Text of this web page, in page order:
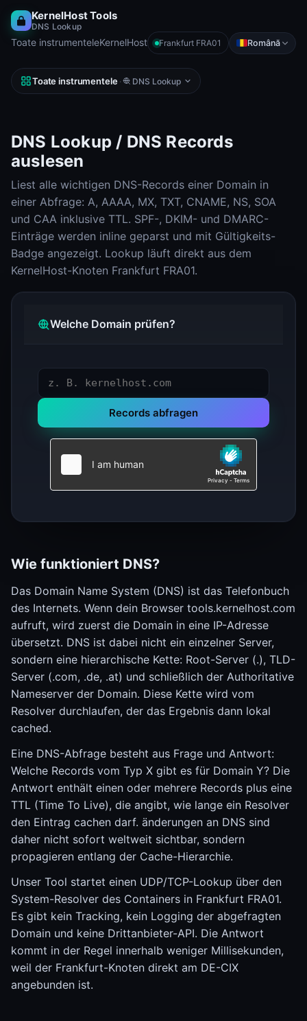
KernelHost Tools
DNS Lookup
Toate instrumenteleKernelHost Frankfurt FRA01 Română
Toate instrumentele · DNS Lookup
DNS Lookup / DNS Records
auslesen
Liest alle wichtigen DNS-Records einer Domain in
einer Abfrage: A, AAAA, MX, TXT, CNAME, NS, SOA
und CAA inklusive TTL. SPF-, DKIM- und DMARC-
Einträge werden inline geparst und mit Gültigkeits-
Badge angezeigt. Lookup läuft direkt aus dem
KernelHost-Knoten Frankfurt FRA01.
Welche Domain prüfen?
Records abfragen
Wie funktioniert DNS?
Das Domain Name System (DNS) ist das Telefonbuch
des Internets. Wenn dein Browser tools.kernelhost.com
aufruft, wird zuerst die Domain in eine IP-Adresse
übersetzt. DNS ist dabei nicht ein einzelner Server,
sondern eine hierarchische Kette: Root-Server (.), TLD-
Server (.com, .de, .at) und schließlich der Authoritative
Nameserver der Domain. Diese Kette wird vom
Resolver durchlaufen, der das Ergebnis dann lokal
cached.
Eine DNS-Abfrage besteht aus Frage und Antwort:
Welche Records vom Typ X gibt es für Domain Y? Die
Antwort enthält einen oder mehrere Records plus eine
TTL (Time To Live), die angibt, wie lange ein Resolver
den Eintrag cachen darf. änderungen an DNS sind
daher nicht sofort weltweit sichtbar, sondern
propagieren entlang der Cache-Hierarchie.
Unser Tool startet einen UDP/TCP-Lookup über den
System-Resolver des Containers in Frankfurt FRA01.
Es gibt kein Tracking, kein Logging der abgefragten
Domain und keine Drittanbieter-API. Die Antwort
kommt in der Regel innerhalb weniger Millisekunden,
weil der Frankfurt-Knoten direkt am DE-CIX
angebunden ist.